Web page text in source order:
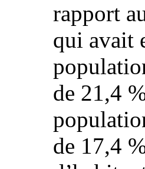
rapport
qui avait
de 21,4
de 17,4